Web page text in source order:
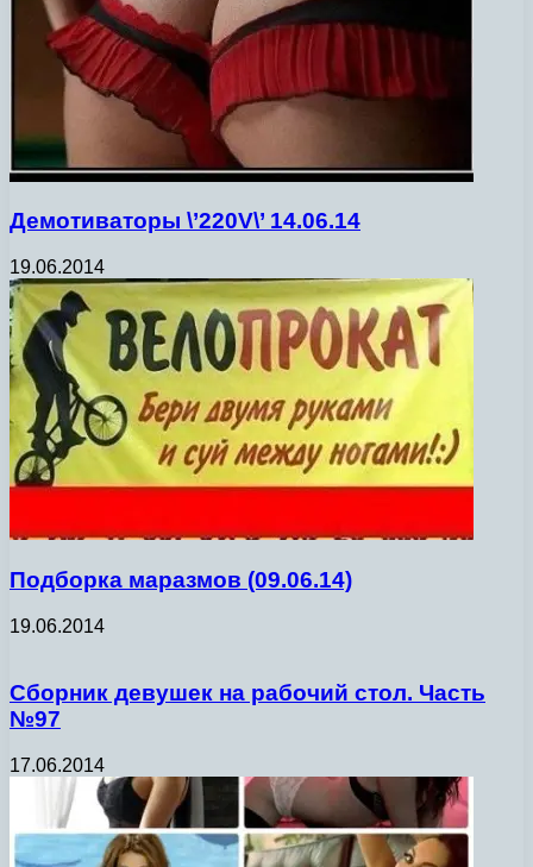
Демотиваторы \’220V\’ 14.06.14
19.06.2014
Подборка маразмов (09.06.14)
19.06.2014
Сборник девушек на рабочий стол. Часть
№97
17.06.2014